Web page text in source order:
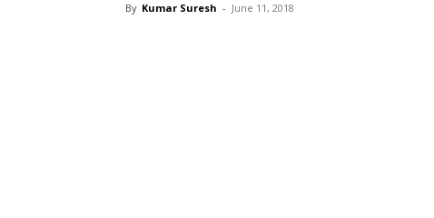
By Kumar Suresh - June 11, 2018